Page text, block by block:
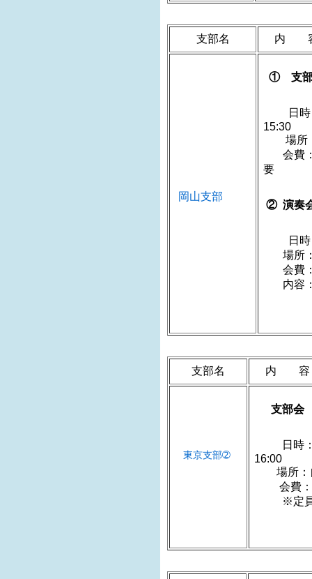
支部名 内
岡山支部
① 支
日
場所
会費
② 演奏
日時：
場所
会費
内容：
支部名 内 容
東京支部➁
支部会
日時
場
会費：
※定員50